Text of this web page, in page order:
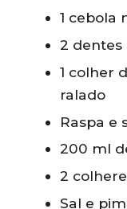
1 cebola
2 dentes
1 colher
ralado
Raspa e
200 ml
2
Sal e